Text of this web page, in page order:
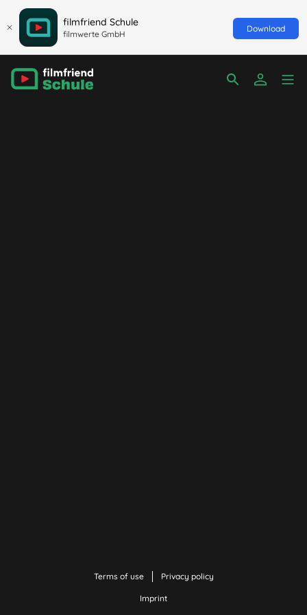
filmfriend Schule
filmwerte GmbH
Download
Terms of use Privacy policy
Imprint